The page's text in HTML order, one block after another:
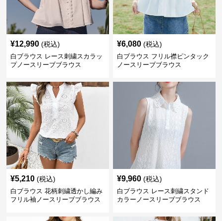
¥12,990 (税込)
白ブラウス レース刺繍スカラッ
プノースリーブブラウス
¥6,080 (税込)
白ブラウス フリル襟ピンタック
ノースリーブブラウス
¥5,210 (税込)
白ブラウス 花柄刺繍透かし編み
フリル袖ノースリーブブラウス
¥9,960 (税込)
白ブラウス レース刺繍スタンド
カラーノースリーブブラウス